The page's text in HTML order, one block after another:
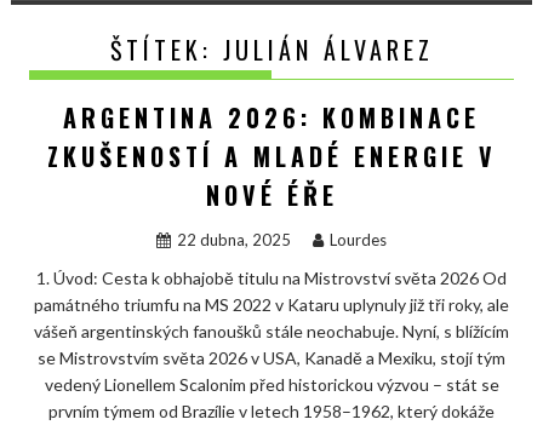
ŠTÍTEK: JULIÁN ÁLVAREZ
ARGENTINA 2026: KOMBINACE
ZKUŠENOSTÍ A MLADÉ ENERGIE V
NOVÉ ÉŘE
22 dubna, 2025 Lourdes
1. Úvod: Cesta k obhajobě titulu na Mistrovství světa 2026 Od
památného triumfu na MS 2022 v Kataru uplynuly již tři roky, ale
vášeň argentinských fanoušků stále neochabuje. Nyní, s blížícím
se Mistrovstvím světa 2026 v USA, Kanadě a Mexiku, stojí tým
vedený Lionellem Scalonim před historickou výzvou – stát se
prvním týmem od Brazílie v letech 1958–1962, který dokáže